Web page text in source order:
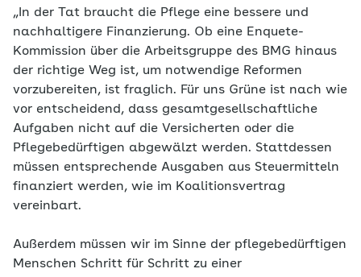
„In der Tat braucht die Pflege eine bessere und
nachhaltigere Finanzierung. Ob eine Enquete-
Kommission über die Arbeitsgruppe des BMG hinaus
der richtige Weg ist, um notwendige Reformen
vorzubereiten, ist fraglich. Für uns Grüne ist nach wie
vor entscheidend, dass gesamtgesellschaftliche
Aufgaben nicht auf die Versicherten oder die
Pflegebedürftigen abgewälzt werden. Stattdessen
müssen entsprechende Ausgaben aus Steuermitteln
finanziert werden, wie im Koalitionsvertrag
vereinbart.
Außerdem müssen wir im Sinne der pflegebedürftigen
Menschen Schritt für Schritt zu einer